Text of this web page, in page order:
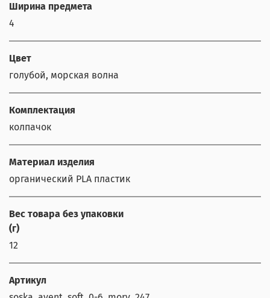
Ширина предмета
4
Цвет
голубой, морская волна
Комплектация
колпачок
Материал изделия
органический PLA пластик
Вес товара без упаковки
(г)
12
Артикул